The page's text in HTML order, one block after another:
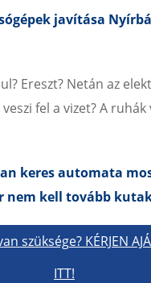
javítása
Ereszt? Netán az
fel a vizet? A ruhák
keres automata
nem kell tovább
szüksége? KÉRJEN
ITT!